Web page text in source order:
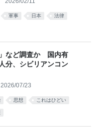
軍事 日本 法律
」など調査か 国内有
分、シビリアンコン
2026/07/23
思想 これはひどい